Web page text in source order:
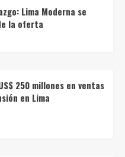
Lima Moderna se
la oferta
250 millones en ventas
en Lima